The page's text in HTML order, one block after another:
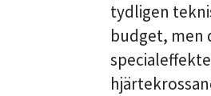
tydligen
budget, men